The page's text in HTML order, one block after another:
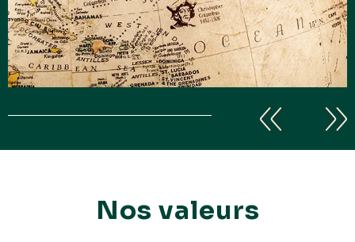
Nos valeurs